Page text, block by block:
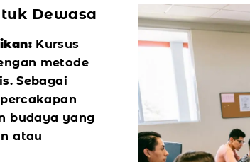
Dewasa
Kursus
metode
Sebagai
budaya yang
atau